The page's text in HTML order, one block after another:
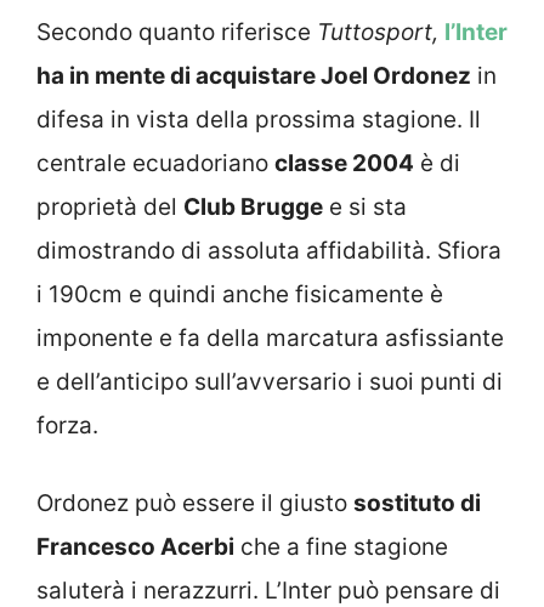
Secondo quanto riferisce Tuttosport, l’Inter
ha in mente di acquistare Joel Ordonez in
difesa in vista della prossima stagione. Il
centrale ecuadoriano classe 2004 è di
proprietà del Club Brugge e si sta
dimostrando di assoluta affidabilità. Sfiora
i 190cm e quindi anche fisicamente è
imponente e fa della marcatura asfissiante
e dell’anticipo sull’avversario i suoi punti di
forza.
Ordonez può essere il giusto sostituto di
Francesco Acerbi che a fine stagione
saluterà i nerazzurri. L’Inter può pensare di